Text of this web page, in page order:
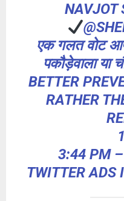
NAVJOT
एक गलत वोट
पकौड़ेवाला या
BETTER
RATHER
3:44 PM
TWITTER ADS